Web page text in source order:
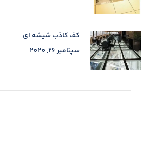
کف کاذب شیشه ای
سپتامبر 26, 2020